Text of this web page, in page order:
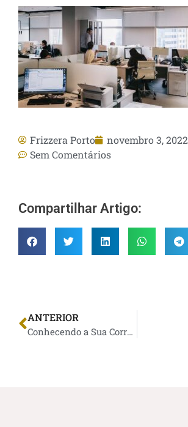
Frizzera Porto novembro 3, 2022
Sem Comentários
Compartilhar Artigo:
ANTERIOR
Conhecendo a Sua Corretora de Seguros